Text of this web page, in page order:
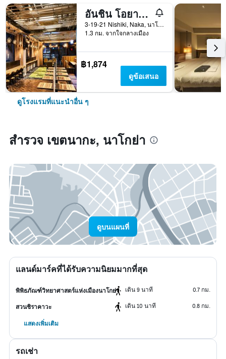
อันชิน โอยาโด วูแมน แอนด์ แมน นาโกยา
3-19-21 Nishiki, Naka, นาโกย่า, ญี่ปุ่น
1.3 กม. จากใจกลางเมือง
฿1,874
ดูข้อเสนอ
ดูโรงแรมที่แนะนำอื่น ๆ
สำรวจ เขตนากะ, นาโกย่า
ดูบนแผนที่
แลนด์มาร์คที่ได้รับความนิยมมากที่สุด
พิพิธภัณฑ์วิทยาศาสตร์แห่งเมืองนาโกย่า เดิน 9 นาที 0.7 กม.
สวนชิราคาวะ เดิน 10 นาที 0.8 กม.
แสดงเพิ่มเติม
รถเช่า